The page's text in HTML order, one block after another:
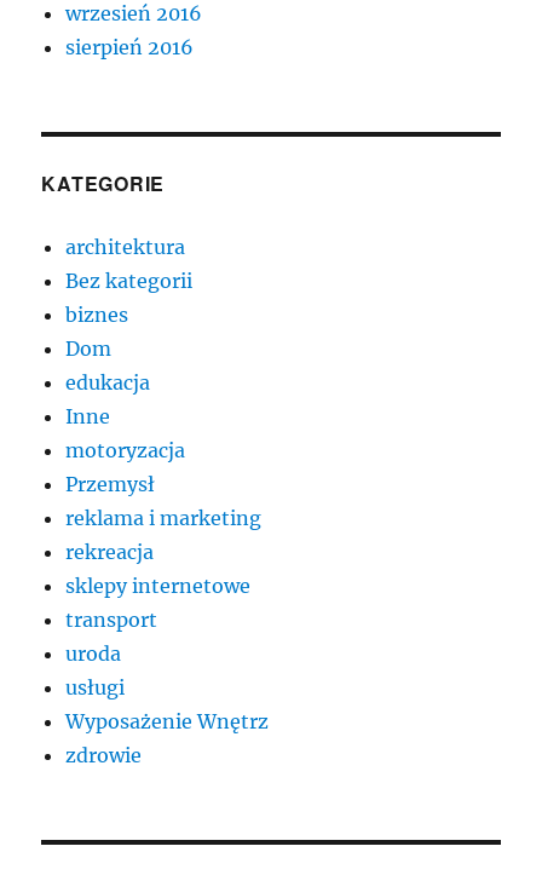
wrzesień 2016
sierpień 2016
KATEGORIE
architektura
Bez kategorii
biznes
Dom
edukacja
Inne
motoryzacja
Przemysł
reklama i marketing
rekreacja
sklepy internetowe
transport
uroda
usługi
Wyposażenie Wnętrz
zdrowie